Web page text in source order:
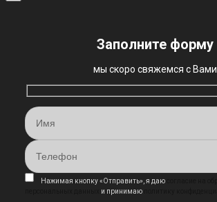
Заполните форму
мы скоро свяжемся с Вами
Нажимая кнопку «Отправить», я даю
и принимаю